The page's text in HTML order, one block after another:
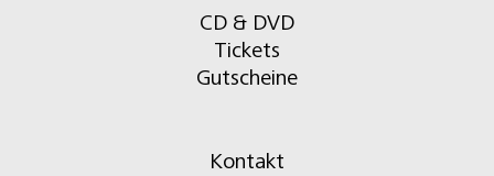
CD & DVD
Tickets
Gutscheine
Kontakt